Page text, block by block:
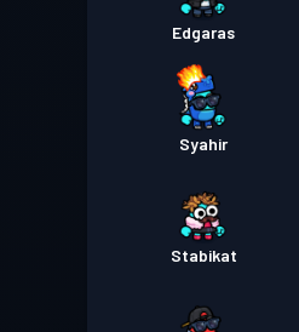
Edgaras
Syahir
Stabikat